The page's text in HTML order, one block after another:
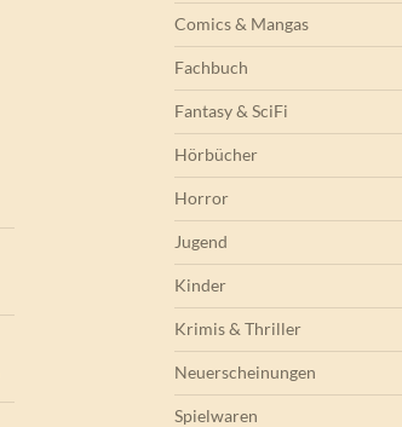
Comics & Mangas
Fachbuch
Fantasy & SciFi
Hörbücher
Horror
Jugend
Kinder
Krimis & Thriller
Neuerscheinungen
Spielwaren